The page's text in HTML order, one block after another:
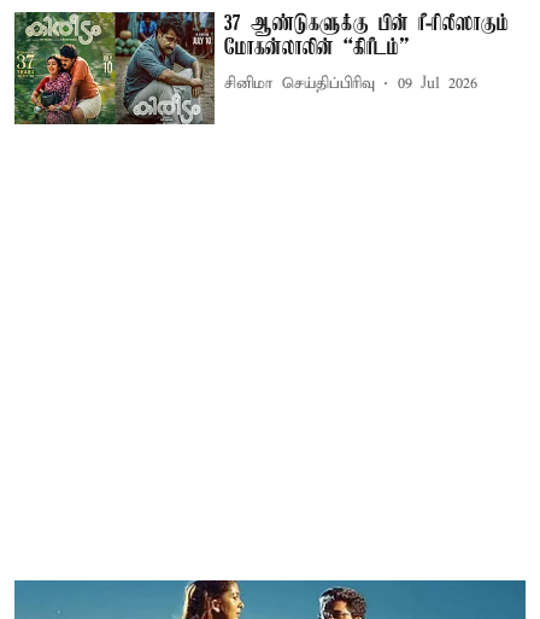
37 ஆண்டுகளுக்கு பின் ரீ-ரிலீஸாகும்
மோகன்லாலின் “கிரீடம்”
சினிமா செய்திப்பிரிவு 09 Jul 2026